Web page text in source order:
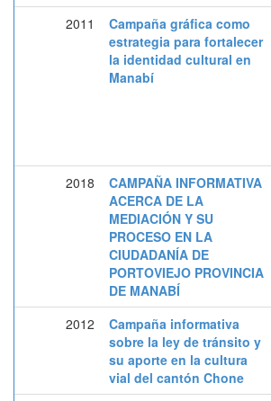
2011
Campaña gráfica como
estrategia para fortalecer
la identidad cultural en
Manabí
2018
CAMPAÑA INFORMATIVA
ACERCA DE LA
MEDIACIÓN Y SU
PROCESO EN LA
CIUDADANÍA DE
PORTOVIEJO PROVINCIA
DE MANABÍ
2012
Campaña informativa
sobre la ley de tránsito y
su aporte en la cultura
vial del cantón Chone